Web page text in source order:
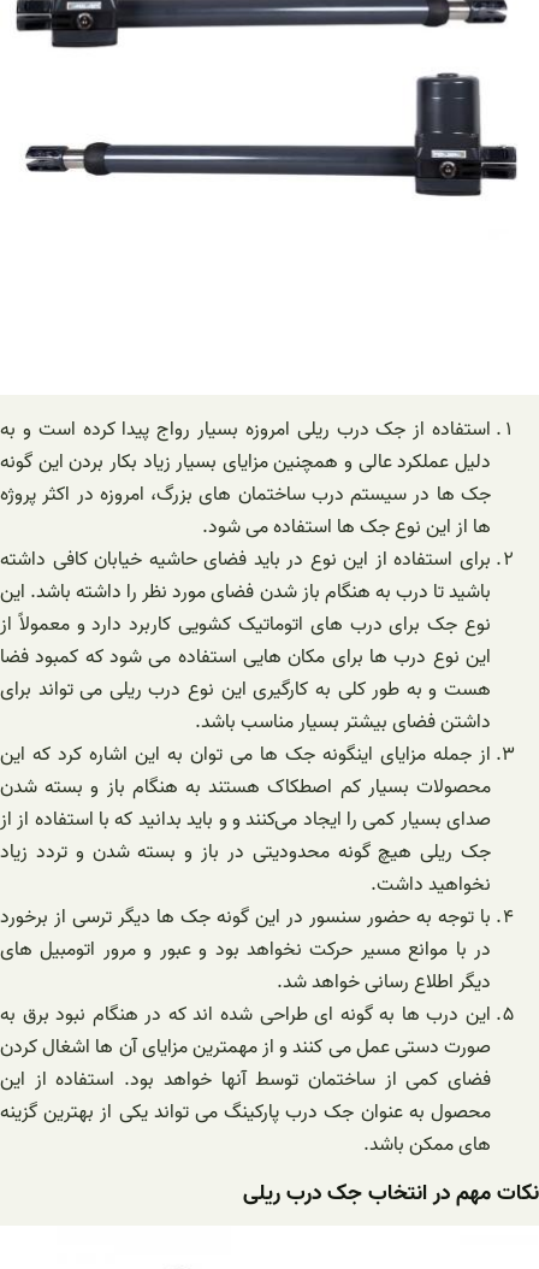
استفاده از جک درب ریلی امروزه بسیار رواج پیدا کرده است و به
دلیل عملکرد عالی و همچنین مزایای بسیار زیاد بکار بردن این گونه
جک ها در سیستم درب ساختمان های بزرگ، امروزه در اکثر پروژه
ها از این نوع جک ها استفاده می شود.
برای استفاده از این نوع در باید فضای حاشیه خیابان کافی داشته
باشید تا درب به هنگام باز شدن فضای مورد نظر را داشته باشد. این
نوع جک برای درب های اتوماتیک کشویی کاربرد دارد و معمولاً از
این نوع درب ها برای مکان هایی استفاده می شود که کمبود فضا
هست و به طور کلی به کارگیری این نوع درب ریلی می تواند برای
داشتن فضای بیشتر بسیار مناسب باشد.
از جمله مزایای اینگونه جک ها می توان به این اشاره کرد که این
محصولات بسیار کم اصطکاک هستند به هنگام باز و بسته شدن
صدای بسیار کمی را ایجاد می‌کنند و و باید بدانید که با استفاده از از
جک ریلی هیچ گونه محدودیتی در باز و بسته شدن و تردد زیاد
نخواهید داشت.
با توجه به حضور سنسور در این گونه جک ها دیگر ترسی از برخورد
در با موانع مسیر حرکت نخواهد بود و عبور و مرور اتومبیل های
دیگر اطلاع رسانی خواهد شد.
این درب ها به گونه ای طراحی شده اند که در هنگام نبود برق به
صورت دستی عمل می کنند و از مهمترین مزایای آن ها اشغال کردن
فضای کمی از ساختمان توسط آنها خواهد بود. استفاده از این
محصول به عنوان جک درب پارکینگ می تواند یکی از بهترین گزینه
های ممکن باشد.
نکات مهم در انتخاب جک درب ریلی